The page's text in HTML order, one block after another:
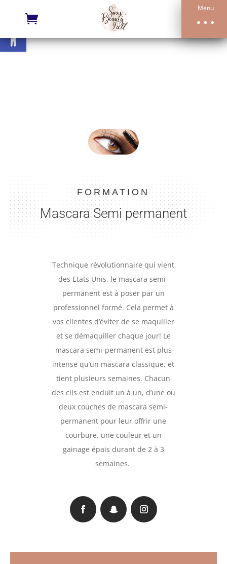
Ouvrir la barre d’outils
Menu
FORMATION
Mascara Semi permanent
Technique révolutionnaire qui vient
des Etats Unis, le mascara semi-
permanent est à poser par un
professionnel formé. Cela permet à
vos clientes d’éviter de se maquiller
et se démaquiller chaque jour! Le
mascara semi-permanent est plus
intense qu’un mascara classique, et
tient plusieurs semaines. Chacun
des cils est enduit un à un, d’une ou
deux couches de mascara semi-
permanent pour leur offrir une
courbure, une couleur et un
gainage épais durant de 2 à 3
semaines.